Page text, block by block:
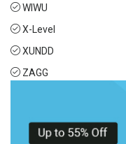
WIWU
X-Level
XUNDD
ZAGG